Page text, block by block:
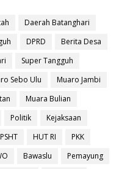
Daerah Batanghari
DPRD
Berita Desa
Super Tangguh
Sebo Ulu
Muaro Jambi
Muara Bulian
Politik
Kejaksaan
PSHT HUT RI
PKK
Bawaslu
Pemayung